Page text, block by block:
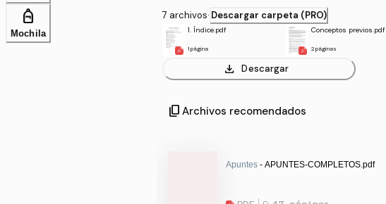
7 archivos· Descargar carpeta (PRO)
1. Índice.pdf
1 página
Conceptos previos.pdf
2 páginas
download Descargar
content_copy Archivos recomendados
Apuntes - APUNTES-COMPLETOS.pdf
personal_bag
Mochila